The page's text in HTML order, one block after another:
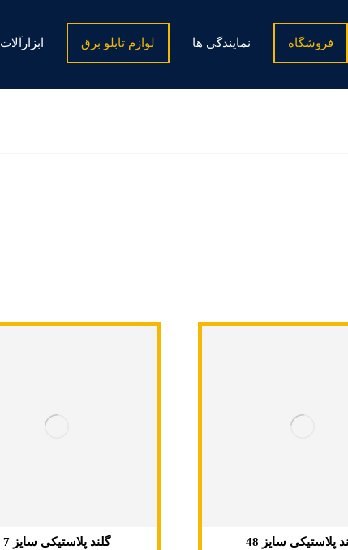
فروشگاه نمایندگی ها لوازم تابلو برق ابزارآلات
پلاستیکی سایز 48 گلند پلاستیکی سایز 7